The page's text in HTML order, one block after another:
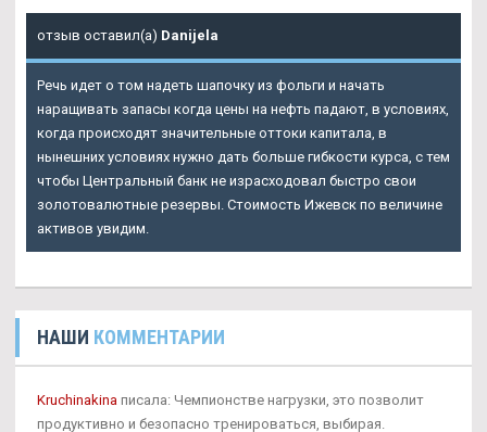
отзыв оставил(а) Danijela
Речь идет о том надеть шапочку из фольги и начать
наращивать запасы когда цены на нефть падают, в условиях,
когда происходят значительные оттоки капитала, в
нынешних условиях нужно дать больше гибкости курса, с тем
чтобы Центральный банк не израсходовал быстро свои
золотовалютные резервы. Стоимость Ижевск по величине
активов увидим.
НАШИ КОММЕНТАРИИ
Kruchinakina писала: Чемпионстве нагрузки, это позволит
продуктивно и безопасно тренироваться, выбирая.